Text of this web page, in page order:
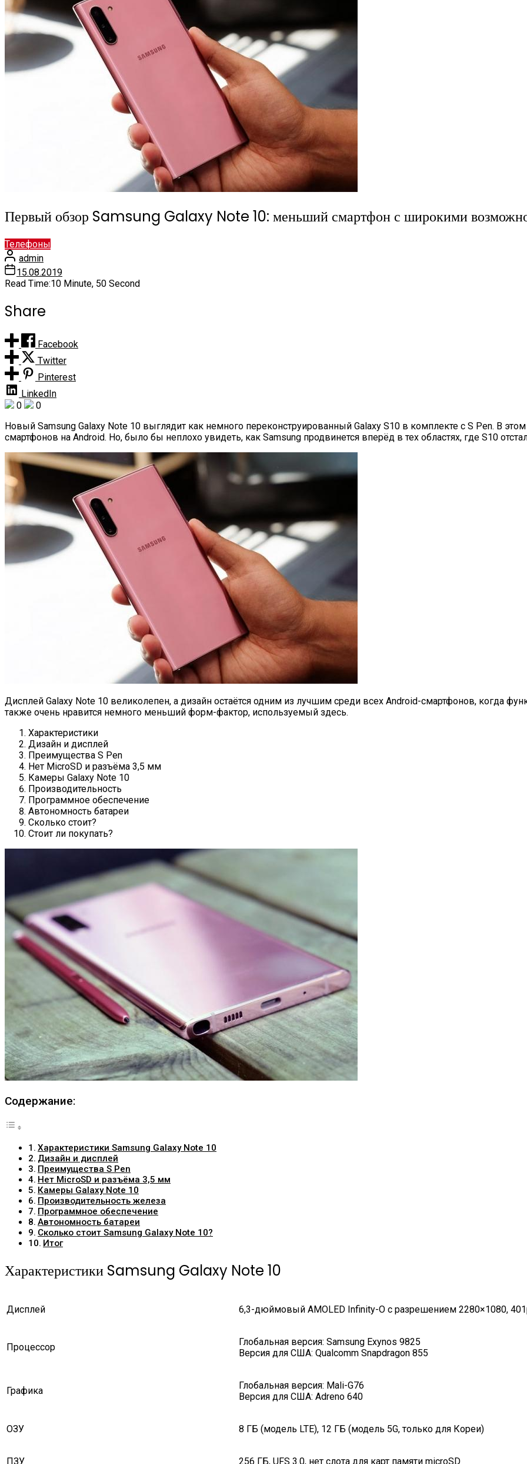
Первый обзор Samsung Galaxy Note 10: меньший смартфон с широкими
Телефоны
admin
15.08.2019
Read Time:10 Minute, 50 Second
Share
Facebook
Twitter
Pinterest
LinkedIn
0
0
Новый Samsung Galaxy Note 10 выглядит как немного переконструированный Galaxy S10 в комплекте с S Pen. В
смартфонов на Android. Но, было бы неплохо увидеть, как Samsung продвинется вперёд в тех областях, где S10
Дисплей Galaxy Note 10 великолепен, а дизайн остаётся одним из лучшим среди всех Android-смартфонов, когда
также очень нравится немного меньший форм-фактор, используемый здесь.
Характеристики
Дизайн и дисплей
Преимущества S Pen
Нет MicroSD и разъёма 3,5 мм
Камеры Galaxy Note 10
Производительность
Программное обеспечение
Автономность батареи
Сколько стоит?
Стоит ли покупать?
Содержание:
Характеристики Samsung Galaxy Note 10
Дизайн и дисплей
Преимущества S Pen
Нет MicroSD и разъёма 3,5 мм
Камеры Galaxy Note 10
Производительность железа
Программное обеспечение
Автономность батареи
Сколько стоит Samsung Galaxy Note 10?
Итог
Характеристики Samsung Galaxy Note 10
Дисплей 6,3-дюймовый AMOLED Infinity-O с разрешением 2280×1080,
Процессор
Глобальная версия: Samsung Exynos 9825
Версия для США: Qualcomm Snapdragon 855
Графика
Глобальная версия: Mali-G76
Версия для США: Adreno 640
ОЗУ 8 ГБ (модель LTE), 12 ГБ (модель 5G, только для Кореи)
ПЗУ 256 ГБ, UFS 3.0, нет слота для карт памяти microSD